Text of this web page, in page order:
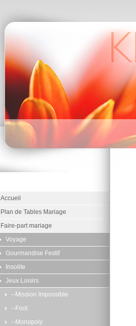
Accueil
Plan de Tables Mariage
Faire-part mariage
Voyage
Gourmandise Festif
Insolite
Jeux Loisirs
--Mission Impossible
--Foot
--Monopoly